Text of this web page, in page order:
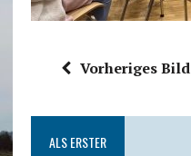
Vorheriges Bild
ALS ERSTER